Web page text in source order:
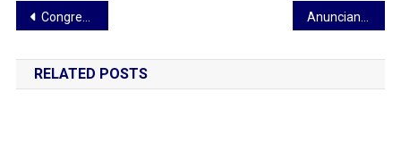
Navegación
de
entradas
Congreso recibe a dirigentes y organizaciones campesinas
RELATED POSTS